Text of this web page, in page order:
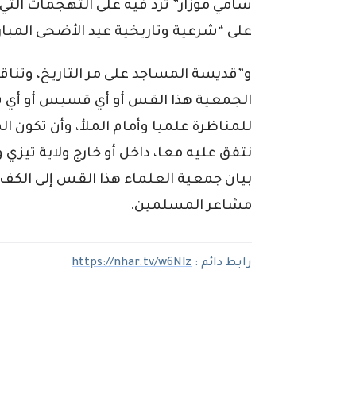
سامي موزار” ترد فيه على التهجمات
على “شرعية وتاريخية عيد الأضحى
و”قديسة المساجد على مر التاريخ،
الجمعية هذا القس أو أي قسيس أو أي
للمناظرة علميا وأمام الملأ، وأن
نتفق عليه معا، داخل أو خارج ولاية تيزي
بيان جمعية العلماء هذا القس إلى
مشاعر المسلمين.
رابط دائم :https://nhar.tv/w6Nlz